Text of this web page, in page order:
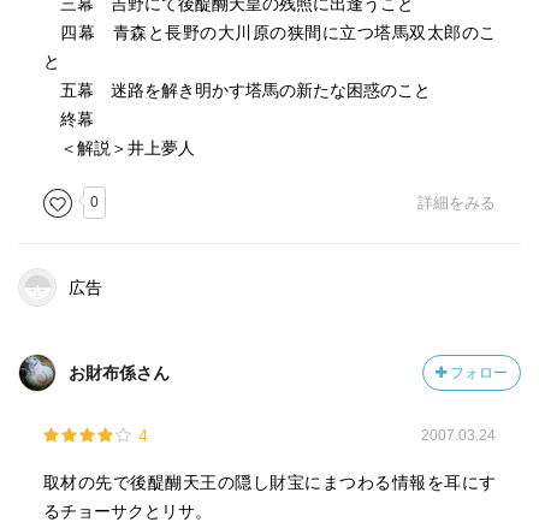
四幕 青森と長野の大川原の狭間に立つ塔馬双太郎のこ
と
五幕 迷路を解き明かす塔馬の新たな困惑のこと
終幕
＜解説＞井上夢人
0 詳細をみる
広告
お財布係さん フォロー
4 2007.03.24
取材の先で後醍醐天王の隠し財宝にまつわる情報を耳にす
るチョーサクとリサ。